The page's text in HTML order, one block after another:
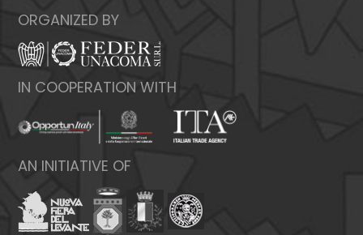
ORGANIZED BY
IN COOPERATION WITH
AN INITIATIVE OF